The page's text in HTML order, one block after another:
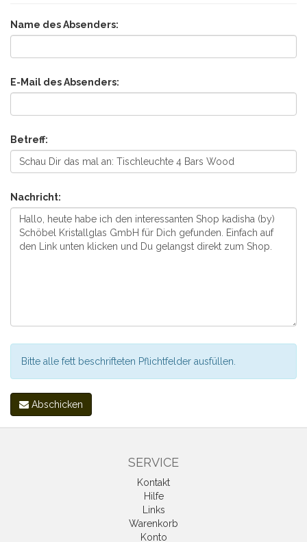
Name des Absenders:
E-Mail des Absenders:
Betreff:
Nachricht:
Bitte alle fett beschrifteten Pflichtfelder ausfüllen.
Abschicken
SERVICE
Kontakt
Hilfe
Links
Warenkorb
Konto